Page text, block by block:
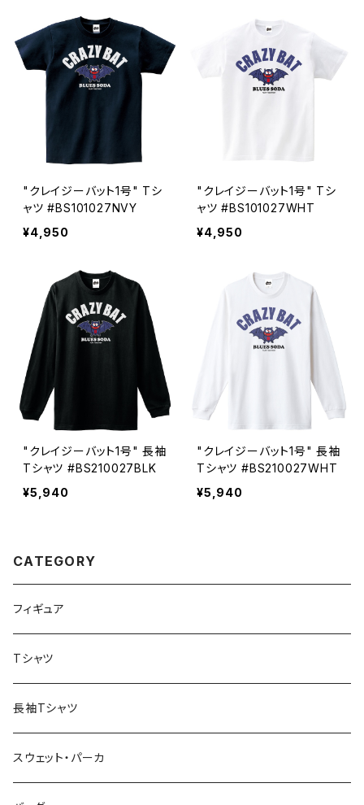
"クレイジーバット1号" Tシ
ャツ #BS101027NVY
¥4,950
"クレイジーバット1号" Tシ
ャツ #BS101027WHT
¥4,950
"クレイジーバット1号" 長袖
Tシャツ #BS210027BLK
¥5,940
"クレイジーバット1号" 長袖
Tシャツ #BS210027WHT
¥5,940
CATEGORY
フィギュア
Tシャツ
長袖Tシャツ
スウェット・パーカ